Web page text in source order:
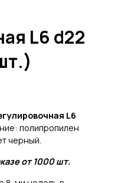
L6 d22
L6
полипропилен
черный.
от 1000 шт.